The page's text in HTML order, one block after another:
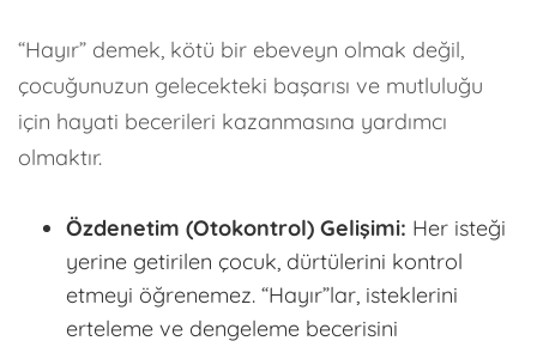
“Hayır” demek, kötü bir ebeveyn olmak değil,
çocuğunuzun gelecekteki başarısı ve mutluluğu
için hayati becerileri kazanmasına yardımcı
olmaktır.
Özdenetim (Otokontrol) Gelişimi: Her isteği
yerine getirilen çocuk, dürtülerini kontrol
etmeyi öğrenemez. “Hayır”lar, isteklerini
erteleme ve dengeleme becerisini